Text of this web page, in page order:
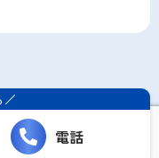
電話
クデータの収集の
トラフィックデー
定するものではあ
することで収集を
Reserved.